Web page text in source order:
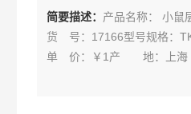
简要描述： 产品名称： 小鼠
货 号：17166型号规格：
单 价：￥1产 地：上海